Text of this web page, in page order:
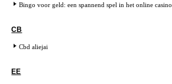
Bingo voor geld: een spannend spel in het online casino
CB
Cbd aliejai
EE